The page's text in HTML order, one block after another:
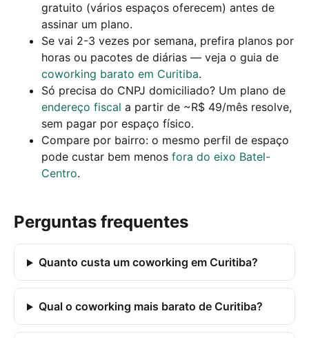
gratuito (vários espaços oferecem) antes de
assinar um plano.
Se vai 2-3 vezes por semana, prefira planos por
horas ou pacotes de diárias — veja o guia de
coworking barato em Curitiba.
Só precisa do CNPJ domiciliado? Um plano de
endereço fiscal a partir de ~R$ 49/mês resolve,
sem pagar por espaço físico.
Compare por bairro: o mesmo perfil de espaço
pode custar bem menos fora do eixo Batel-
Centro.
Perguntas frequentes
Quanto custa um coworking em Curitiba?
Qual o coworking mais barato de Curitiba?